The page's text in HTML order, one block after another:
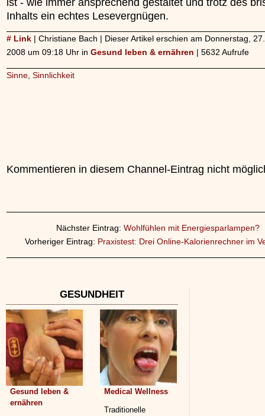
Inhalts ein echtes Lesevergnügen.
# Link | Christiane Bach | Dieser Artikel erschien am Donnerstag,
2008 um 09:18 Uhr in Gesund leben & ernähren | 5632 Aufrufe
Sinne Sinnlichkeit
Kommentieren in diesem Channel-Eintrag nicht
Nächster Eintrag: Wohlfühlen mit Energiesparlampen?
Vorheriger Eintrag: Praxistest: Drei Online-Kalorienrechner im
GESUNDHEIT
Gesund leben &
ernähren
Medical Wellness
Traditionelle